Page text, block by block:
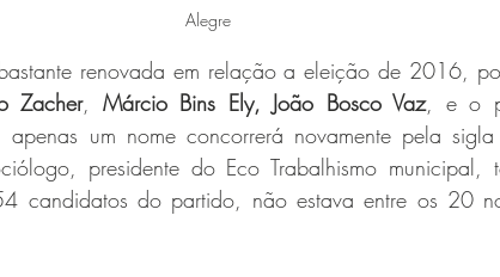
Alegre
renovada em relação a eleição de 2016,
Zacher, Márcio Bins Ely, João Bosco Vaz
apenas um nome concorrerá novamente pela
presidente do Eco Trabalhismo municipal,
candidatos do partido, não estava entre os 20